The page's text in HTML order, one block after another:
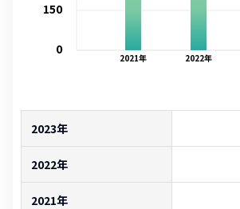
2021年 2022年
0
150
2023年
2022年
2021年